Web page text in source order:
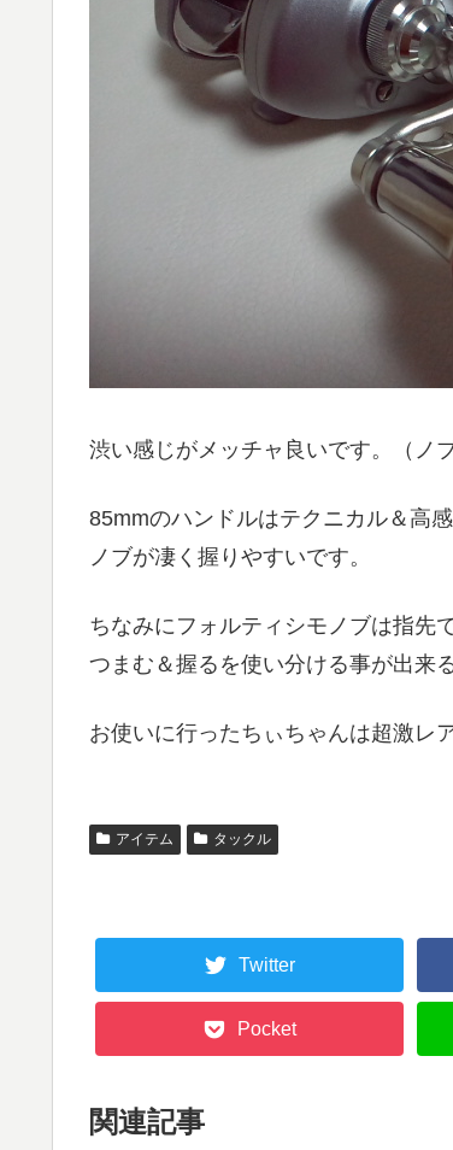
渋い感じがメッチャ良いです。（ノ
85mmのハンドルはテクニカル＆高
ノブが凄く握りやすいです。
ちなみにフォルティシモノブは指先
つまむ＆握るを使い分ける事が出来
お使いに行ったちぃちゃんは超激レ
アイテム タックル
Twitter
Pocket
関連記事